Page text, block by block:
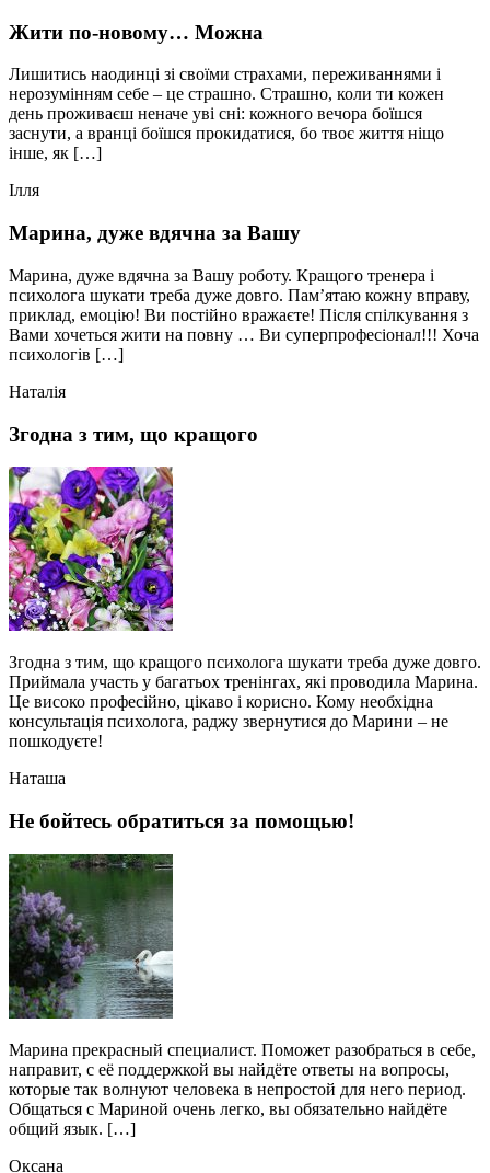
Жити по-новому… Можна
Лишитись наодинці зі своїми страхами, переживаннями і
нерозумінням себе – це страшно. Страшно, коли ти кожен
день проживаєш неначе уві сні: кожного вечора боїшся
заснути, а вранці боїшся прокидатися, бо твоє життя ніщо
інше, як […]
Ілля
Марина, дуже вдячна за Вашу
Марина, дуже вдячна за Вашу роботу. Кращого тренера і
психолога шукати треба дуже довго. Пам’ятаю кожну вправу,
приклад, емоцію! Ви постійно вражаєте! Після спілкування з
Вами хочеться жити на повну … Ви суперпрофесіонал!!! Хоча
психологів […]
Наталія
Згодна з тим, що кращого
Згодна з тим, що кращого психолога шукати треба дуже довго.
Приймала участь у багатьох тренінгах, які проводила Марина.
Це високо професійно, цікаво і корисно. Кому необхідна
консультація психолога, раджу звернутися до Марини – не
пошкодуєте!
Наташа
Не бойтесь обратиться за помощью!
Марина прекрасный специалист. Поможет разобраться в себе,
направит, с её поддержкой вы найдёте ответы на вопросы,
которые так волнуют человека в непростой для него период.
Общаться с Мариной очень легко, вы обязательно найдёте
общий язык. […]
Оксана